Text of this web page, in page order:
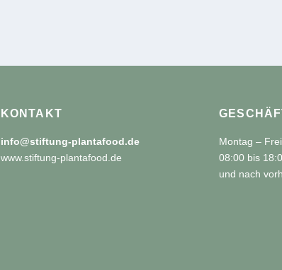
KONTAKT
info@stiftung-plantafood.de
www.stiftung-plantafood.de
Montag –
08:00 bis
und nach